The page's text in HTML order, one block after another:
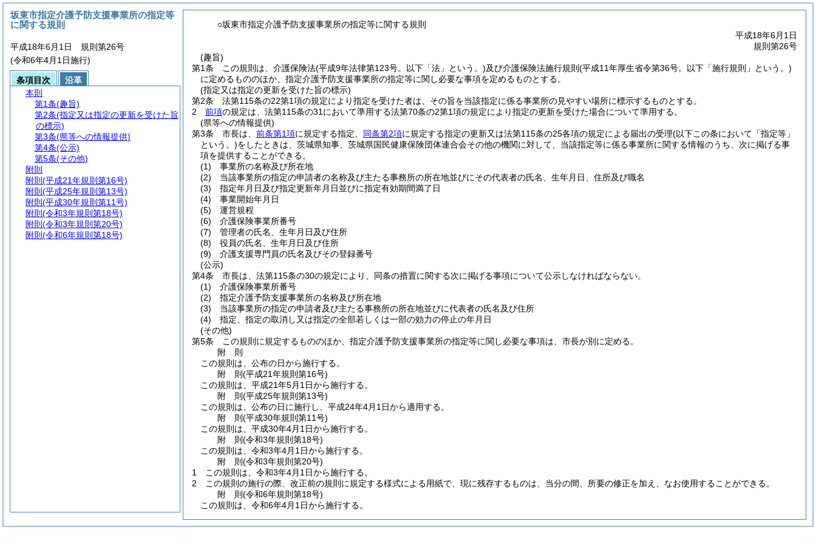
○坂東市指定介護予防支援事業所の指定等に関する規則
平成18年6月1日
規則第26号
(趣旨)
第1条
この規則は、介護保険法(平成9年法律第123号。以下「法」という。)及び介護保険法施行規則 (平成11年厚生省令第36号。以下「施行規則」という。)
に定めるもののほか、指定介護予防支援事業所の指定等に関し必要な事項を定めるものとする。
(指定又は指定の更新を受けた旨の標示)
第2条
法第115条の22第1項の規定により指定を受けた者は、その旨を当該指定に係る事業所の見やすい場所に標示するものとする。
2
前項の規定は、法第115条の31において準用する法第70条の2第1項の規定により指定の更新を受けた場合について準用する。
(県等への情報提供)
第3条
市長は、 前条第1項に規定する指定、 同条第2項に規定する指定の更新又は法第115条の25各項の規定による届出の受理(以下この条において「指定等」
という。)をしたときは、茨城県知事、茨城県国民健康保険団体連合会その他の機関に対して、当該指定等に係る事業所に関する情報のうち、次に掲げる事
項を提供することができる。
(1)
事業所の名称及び所在地
(2)
当該事業所の指定の申請者の名称及び主たる事務所の所在地並びにその代表者の氏名、生年月日、住所及び職名
(3)
指定年月日及び指定更新年月日並びに指定有効期間満了日
(4)
事業開始年月日
(5)
運営規程
(6)
介護保険事業所番号
(7)
管理者の氏名、生年月日及び住所
(8)
役員の氏名、生年月日及び住所
(9)
介護支援専門員の氏名及びその登録番号
(公示)
第4条
市長は、法第115条の30の規定により、同条の措置に関する次に掲げる事項について公示しなければならない。
(1)
介護保険事業所番号
(2)
指定介護予防支援事業所の名称及び所在地
(3)
当該事業所の指定の申請者及び主たる事務所の所在地並びに代表者の氏名及び住所
(4)
指定、指定の取消し又は指定の全部若しくは一部の効力の停止の年月日
(その他)
第5条
この規則に規定するもののほか、指定介護予防支援事業所の指定等に関し必要な事項は、市長が別に定める。
附 則
この規則は、公布の日から施行する。
附 則(平成21年規則第16号)
この規則は、平成21年5月1日から施行する。
附 則(平成25年規則第13号)
この規則は、公布の日に施行し、平成24年4月1日から適用する。
附 則(平成30年規則第11号)
この規則は、平成30年4月1日から施行する。
附 則(令和3年規則第18号)
この規則は、令和3年4月1日から施行する。
附 則(令和3年規則第20号)
1
この規則は、令和3年4月1日から施行する。
2
この規則の施行の際、改正前の規則に規定する様式による用紙で、現に残存するものは、当分の間、所要の修正を加え、なお使用することができる。
附 則(令和6年規則第18号)
この規則は、令和6年4月1日から施行する。
坂東市指定介護予防支援事業所の指定等
に関する規則
平成18年6月1日 規則第26号
(令和6年4月1日施行)
条項目次
沿革
本則
第1条(趣旨)
第2条(指定又は指定の更新を受けた旨
の標示)
第3条(県等への情報提供)
第4条(公示)
第5条(その他)
附則
附則 (平成21年規則第16号)
附則 (平成25年規則第13号)
附則 (平成30年規則第11号)
附則 (令和3年規則第18号)
附則 (令和3年規則第20号)
附則 (令和6年規則第18号)